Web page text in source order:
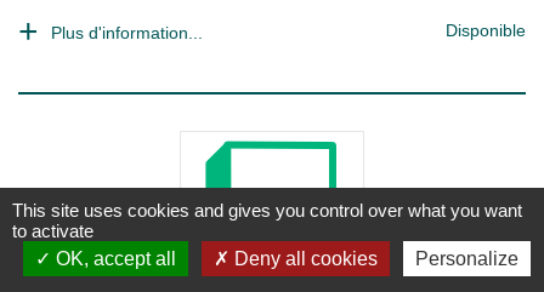
Plus d'information... Disponible
This site uses cookies and gives you control over what you want
to activate
OK, accept all
Deny all cookies Personalize